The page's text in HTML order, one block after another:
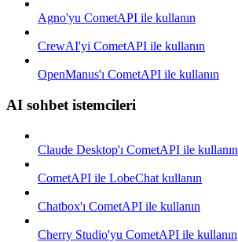
Agno'yu CometAPI ile kullanın
CrewAI'yi CometAPI ile kullanın
OpenManus'ı CometAPI ile kullanın
AI sohbet istemcileri
Claude Desktop'ı CometAPI ile kullanın
CometAPI ile LobeChat kullanın
Chatbox'ı CometAPI ile kullanın
Cherry Studio'yu CometAPI ile kullanın